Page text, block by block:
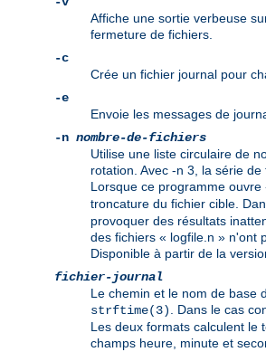
Affiche une sortie verbeuse
fermeture de fichiers.
-c
Crée un fichier journal pour
-e
Envoie les messages de
-n nombre-de-fichiers
Utilise une liste circulaire de
rotation. Avec -n 3, la série
Lorsque ce programme
troncature du fichier cible.
provoquer des résultats
des fichiers « logfile.n » n'ont
Disponible à partir de la
fichier-journal
Le chemin et le nom de base
strftime(3)
. Dans le cas
Les deux formats calculent le
champs heure, minute et